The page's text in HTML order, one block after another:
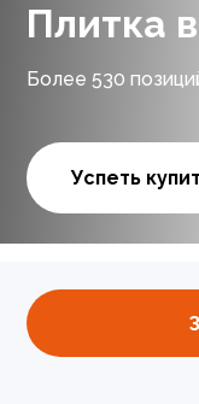
Плитка
Успеть
Более 530